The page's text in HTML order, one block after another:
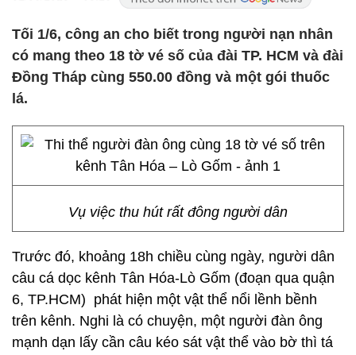
Tối 1/6, công an cho biết trong người nạn nhân
có mang theo 18 tờ vé số của đài TP. HCM và đài
Đồng Tháp cùng 550.00 đồng và một gói thuốc
lá.
Vụ việc thu hút rất đông người dân
Trước đó, khoảng 18h chiều cùng ngày, người dân
câu cá dọc kênh Tân Hóa-Lò Gốm (đoạn qua quận
6, TP.HCM) phát hiện một vật thể nổi lềnh bềnh
trên kênh. Nghi là có chuyện, một người đàn ông
mạnh dạn lấy cần câu kéo sát vật thể vào bờ thì tá